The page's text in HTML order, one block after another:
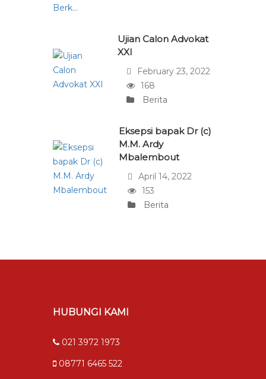
Ujian Calon Advokat
XXI
February 23, 2022
168
Berita
Eksepsi bapak Dr (c)
M.M. Ardy
Mbalembout
April 14, 2022
153
Berita
HUBUNGI KAMI
021 3972 1973
08771 6465 522